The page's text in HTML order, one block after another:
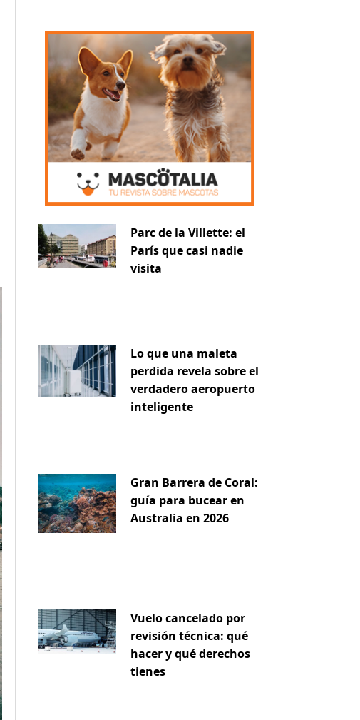
Parc de la Villette: el
París que casi nadie
visita
Lo que una maleta
perdida revela sobre el
verdadero aeropuerto
inteligente
Gran Barrera de Coral:
guía para bucear en
Australia en 2026
Vuelo cancelado por
revisión técnica: qué
hacer y qué derechos
tienes